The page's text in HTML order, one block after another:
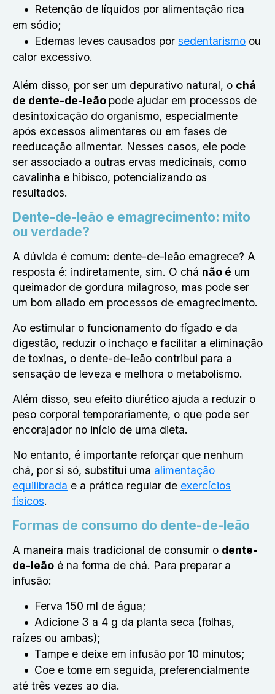
Retenção de líquidos por alimentação rica
em sódio;
Edemas leves causados porsedentarismo ou
calor excessivo.
Além disso, por ser um depurativo natural, o chá
de dente-de-leão pode ajudar em processos de
desintoxicação do organismo, especialmente
após excessos alimentares ou em fases de
reeducação alimentar. Nesses casos, ele pode
ser associado a outras ervas medicinais, como
cavalinha e hibisco, potencializando os
resultados.
Dente-de-leão e emagrecimento: mito
ou verdade?
A dúvida é comum: dente-de-leão emagrece? A
resposta é: indiretamente, sim. O chá não é um
queimador de gordura milagroso, mas pode ser
um bom aliado em processos de emagrecimento.
Ao estimular o funcionamento do fígado e da
digestão, reduzir o inchaço e facilitar a eliminação
de toxinas, o dente-de-leão contribui para a
sensação de leveza e melhora o metabolismo.
Além disso, seu efeito diurético ajuda a reduzir o
peso corporal temporariamente, o que pode ser
encorajador no início de uma dieta.
No entanto, é importante reforçar que nenhum
chá, por si só, substitui uma alimentação
equilibrada e a prática regular de exercícios
físicos.
Formas de consumo do dente-de-leão
A maneira mais tradicional de consumir o dente-
de-leão é na forma de chá. Para preparar a
infusão:
Ferva 150 ml de água;
Adicione 3 a 4 g da planta seca (folhas,
raízes ou ambas);
Tampe e deixe em infusão por 10 minutos;
Coe e tome em seguida, preferencialmente
até três vezes ao dia.